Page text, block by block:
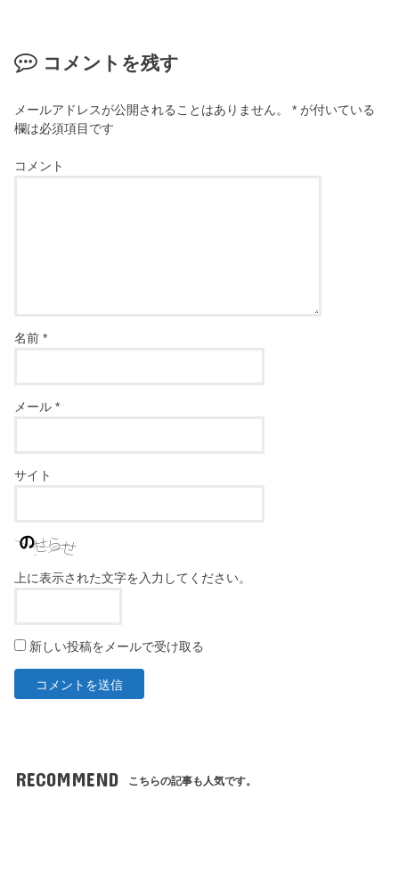
コメントを残す
メールアドレスが公開されることはありません。 * が付いている
欄は必須項目です
コメント
名前*
メール*
サイト
上に表示された文字を入力してください。
新しい投稿をメールで受け取る
RECOMMEND こちらの記事も人気です。